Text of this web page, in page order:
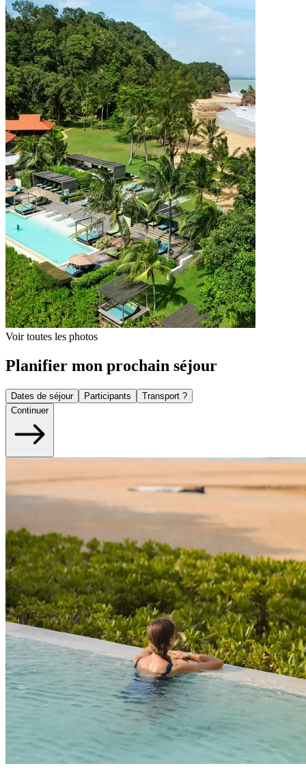
Voir toutes les photos
Planifier mon prochain séjour
Dates de séjour Participants
Transport ?
Continuer